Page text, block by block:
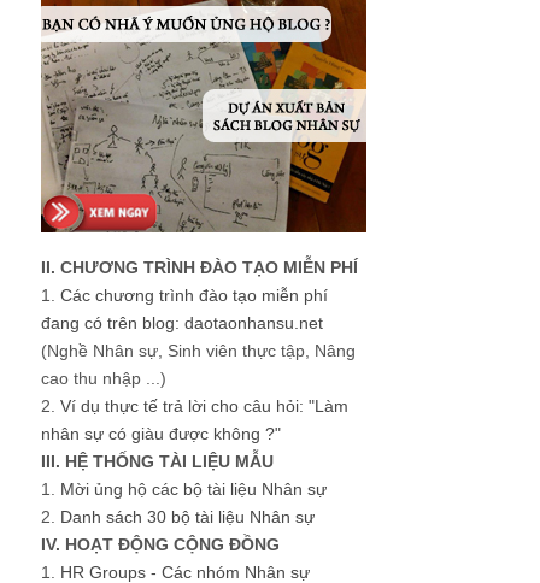
II. CHƯƠNG TRÌNH ĐÀO TẠO MIỄN PHÍ
1. Các chương trình đào tạo miễn phí
đang có trên blog: daotaonhansu.net
(Nghề Nhân sự, Sinh viên thực tập, Nâng
cao thu nhập ...)
2. Ví dụ thực tế trả lời cho câu hỏi: "Làm
nhân sự có giàu được không ?"
III. HỆ THỐNG TÀI LIỆU MẪU
1. Mời ủng hộ các bộ tài liệu Nhân sự
2. Danh sách 30 bộ tài liệu Nhân sự
IV. HOẠT ĐỘNG CỘNG ĐỒNG
1. HR Groups - Các nhóm Nhân sự